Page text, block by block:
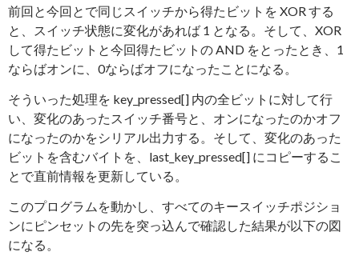
前回と今回とで同じスイッチから得たビットを XOR する
と、スイッチ状態に変化があれば 1 となる。そして、XOR
して得たビットと今回得たビットの AND をとったとき、1
ならばオンに、0ならばオフになったことになる。
そういった処理を key_pressed[] 内の全ビットに対して行
い、変化のあったスイッチ番号と、オンになったのかオフ
になったのかをシリアル出力する。そして、変化のあった
ビットを含むバイトを、last_key_pressed[] にコピーするこ
とで直前情報を更新している。
このプログラムを動かし、すべてのキースイッチポジショ
ンにピンセットの先を突っ込んで確認した結果が以下の図
になる。